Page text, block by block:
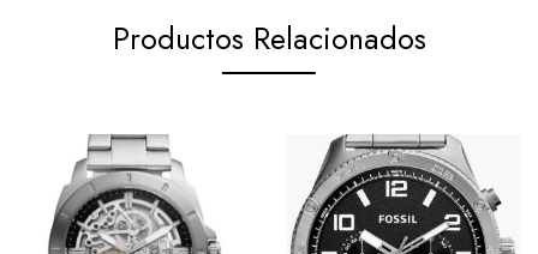
Productos Relacionados